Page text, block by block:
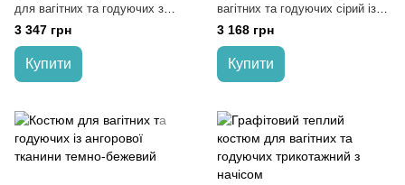
для вагітних та годуючих з
м’якого трикотажу на флісі
3 347 грн
Купити
вагітних та годуючих сірий із
м’якої ангорової тканини
3 168 грн
Купити